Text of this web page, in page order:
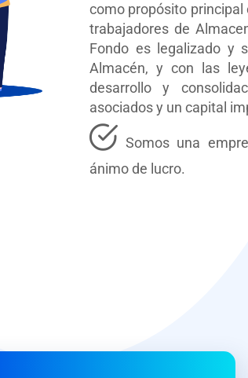
como propósito
trabajadores de
Fondo es legalizado y
Almacén, y con las
desarrollo y
asociados y un capital
Somos una
ánimo de lucro.